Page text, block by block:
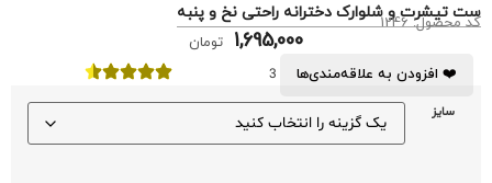
ست تیشرت و شلوارک دخترانه راحتی نخ و پنبه
کد محصول: 1246
1,695,000
تومان
❤️ افزودن به علاقه‌مندی‌ها
3
سایز